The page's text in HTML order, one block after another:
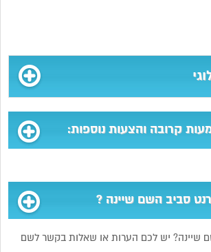
קרובה והצעות נוספות:
סביב השם שיינה ?
שיינה? יש לכם הערות או שאלות בקשר לשם